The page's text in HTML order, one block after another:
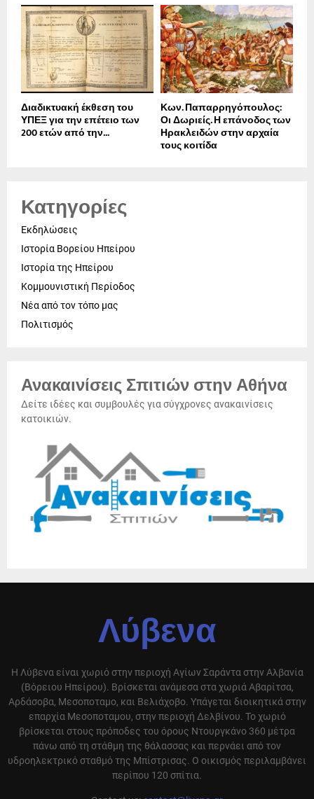
Διαδικτυακή έκθεση του
ΥΠΕΞ για την επέτειο των
200 ετών από την...
Κων. Παπαρρηγόπουλος:
Οι Δωριείς. Η επάνοδος των
Ηρακλειδών στην αρχαία
τους κοιτίδα
Κατηγορίες
Εκδηλώσεις
Ιστορία Βορείου Ηπείρου
Ιστορία της Ηπείρου
Κομμουνιστική Περίοδος
Νέα από τον τόπο μας
Πολιτισμός
Ανακαινίσεις Σπιτιών στην Αθήνα
Δείτε ιδέες και συμβουλές για σύγχρονες ανακαινίσεις
κατοικιών.
Λύβενα
Η Λύβενα είναι χωριό στην περιοχή Αγίων Σαράντα στην Αλβανία
(Βόρειου Ηπείρου). Βρίσκεται ανάμεσα στα χωριά Αβαρίτσα,
Αρδάσοβα, Μεσοποταμο, και Βελιάχοβο. Υπάγεται διοικητικά στην
επαρχία Μεσοποταμου, στην περιοχή Δελβίνου. Το χωριό
βρίσκεται στους πρόποδες του όρους Ντουργκάνο 360 μέτρα
πάνω από τη στάθμη της θάλασσας και περνάει από τον
υδροηλεκτρικό σταθμό της Μπίστρισας. Ο οικισμός περιλαμβάνει
περίπου 120 σπίτια.